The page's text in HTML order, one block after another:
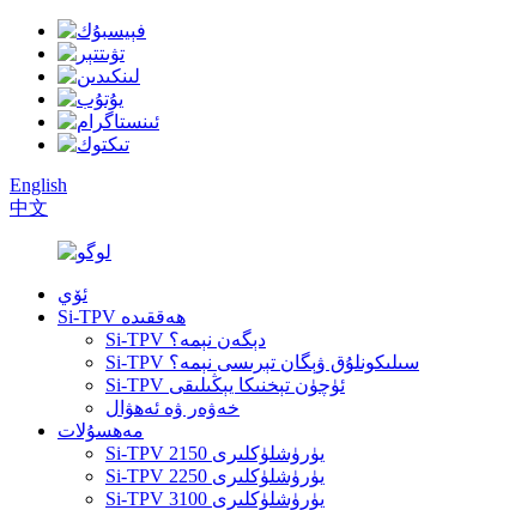
English
中文
ئۆي
Si-TPV ھەققىدە
Si-TPV دېگەن نېمە؟
Si-TPV سىلىكونلۇق ۋېگان تېرىسى نېمە؟
Si-TPV ئۈچۈن تېخنىكا يېڭىلىقى
خەۋەر ۋە ئەھۋال
مەھسۇلات
Si-TPV 2150 يۈرۈشلۈكلىرى
Si-TPV 2250 يۈرۈشلۈكلىرى
Si-TPV 3100 يۈرۈشلۈكلىرى